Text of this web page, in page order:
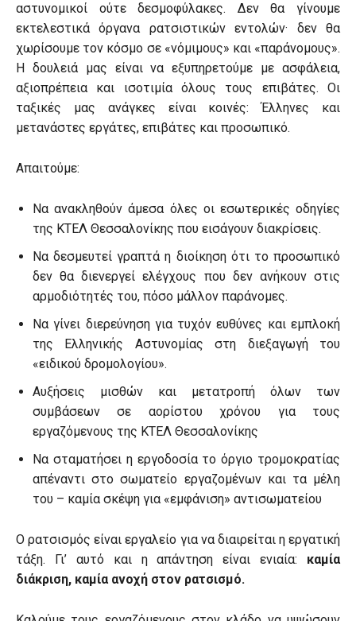
αστυνομικοί ούτε δεσμοφύλακες. Δεν θα γίνουμε
εκτελεστικά όργανα ρατσιστικών εντολών· δεν θα
χωρίσουμε τον κόσμο σε «νόμιμους» και «παράνομους».
Η δουλειά μας είναι να εξυπηρετούμε με ασφάλεια,
αξιοπρέπεια και ισοτιμία όλους τους επιβάτες. Οι
ταξικές μας ανάγκες είναι κοινές: Έλληνες και
μετανάστες εργάτες, επιβάτες και προσωπικό.
Απαιτούμε:
Να ανακληθούν άμεσα όλες οι εσωτερικές οδηγίες
της ΚΤΕΛ Θεσσαλονίκης που εισάγουν διακρίσεις.
Να δεσμευτεί γραπτά η διοίκηση ότι το προσωπικό
δεν θα διενεργεί ελέγχους που δεν ανήκουν στις
αρμοδιότητές του, πόσο μάλλον παράνομες.
Να γίνει διερεύνηση για τυχόν ευθύνες και εμπλοκή
της Ελληνικής Αστυνομίας στη διεξαγωγή του
«ειδικού δρομολογίου».
Αυξήσεις μισθών και μετατροπή όλων των
συμβάσεων σε αορίστου χρόνου για τους
εργαζόμενους της ΚΤΕΛ Θεσσαλονίκης
Να σταματήσει η εργοδοσία το όργιο τρομοκρατίας
απέναντι στο σωματείο εργαζομένων και τα μέλη
του – καμία σκέψη για «εμφάνιση» αντισωματείου
Ο ρατσισμός είναι εργαλείο για να διαιρείται η εργατική
τάξη. Γι’ αυτό και η απάντηση είναι ενιαία: καμία
διάκριση, καμία ανοχή στον ρατσισμό.